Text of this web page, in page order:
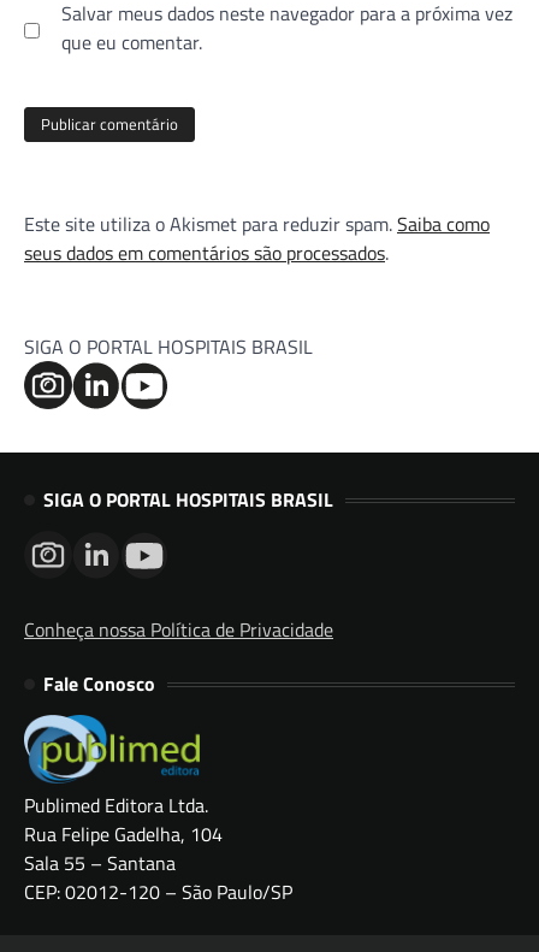
Salvar meus dados neste navegador para a próxima vez
que eu comentar.
Este site utiliza o Akismet para reduzir spam.Saiba como
seus dados em comentários são processados.
SIGA O PORTAL HOSPITAIS BRASIL
SIGA O PORTAL HOSPITAIS BRASIL
Conheça nossa Política de Privacidade
Fale Conosco
Publimed Editora Ltda.
Rua Felipe Gadelha, 104
Sala 55 – Santana
CEP: 02012-120 – São Paulo/SP